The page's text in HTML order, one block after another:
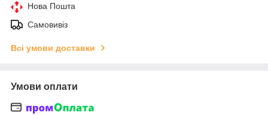
Нова Пошта
Самовивіз
Всі умови доставки
Умови оплати